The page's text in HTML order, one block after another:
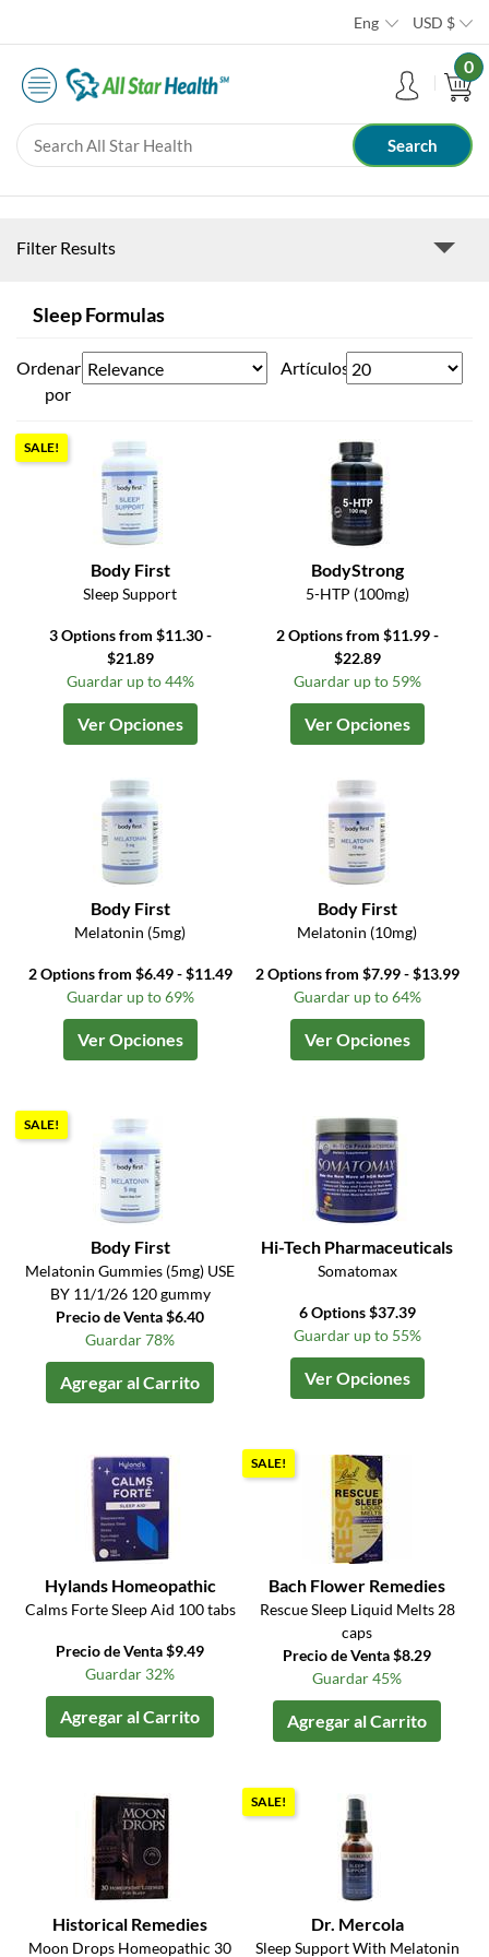
Eng USD $
0
Filter Results
Sleep Formulas
Ordenar
por
Artículos
SALE!
Body First
Sleep Support
3 Options from $11.30 -
$21.89
Guardar up to 44%
Ver Opciones
BodyStrong
5-HTP (100mg)
2 Options from $11.99 -
$22.89
Guardar up to 59%
Ver Opciones
Body First
Melatonin (5mg)
2 Options from $6.49 - $11.49
Guardar up to 69%
Ver Opciones
Body First
Melatonin (10mg)
2 Options from $7.99 - $13.99
Guardar up to 64%
Ver Opciones
SALE!
Body First
Melatonin Gummies (5mg) USE
BY 11/1/26 120 gummy
Precio de Venta $6.40
Guardar 78%
Agregar al Carrito
Hi-Tech Pharmaceuticals
Somatomax
6 Options $37.39
Guardar up to 55%
Ver Opciones
Hylands Homeopathic
Calms Forte Sleep Aid 100 tabs
Precio de Venta $9.49
Guardar 32%
Agregar al Carrito
SALE!
Bach Flower Remedies
Rescue Sleep Liquid Melts 28
caps
Precio de Venta $8.29
Guardar 45%
Agregar al Carrito
Historical Remedies
Moon Drops Homeopathic 30
SALE!
Dr. Mercola
Sleep Support With Melatonin